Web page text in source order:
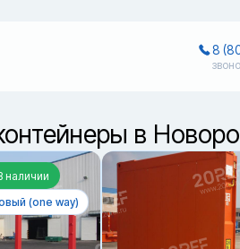
8
в
наличии
(one way)